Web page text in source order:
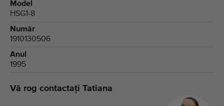
Model
HSG1-8
Număr
1910130506
Anul
1995
Vă rog contactați Tatiana